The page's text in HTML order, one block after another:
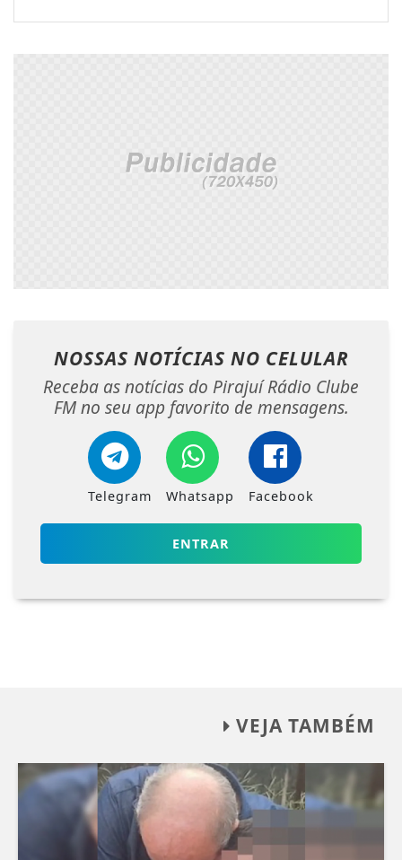
NOSSAS NOTÍCIAS NO CELULAR
Receba as notícias do Pirajuí Rádio Clube
FM no seu app favorito de mensagens.
Telegram Whatsapp Facebook
ENTRAR
VEJA TAMBÉM